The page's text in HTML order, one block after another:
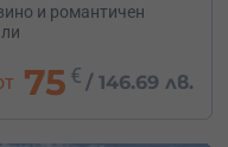
и романтичен
75 € /146.69 лв.